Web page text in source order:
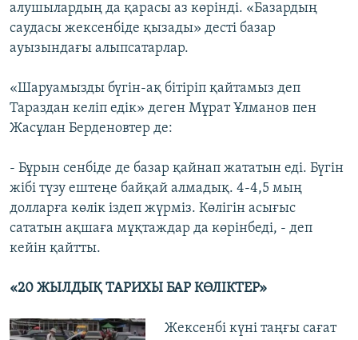
алушылардың да қарасы аз көрінді. «Базардың
саудасы жексенбіде қызады» десті базар
ауызындағы алыпсатарлар.
«Шаруамызды бүгін-ақ бітіріп қайтамыз деп
Тараздан келіп едік» деген Мұрат Ұлманов пен
Жасұлан Берденовтер де:
- Бұрын сенбіде де базар қайнап жататын еді. Бүгін
жібі түзу ештеңе байқай алмадық. 4-4,5 мың
долларға көлік іздеп жүрміз. Көлігін асығыс
сататын ақшаға мұқтаждар да көрінбеді, - деп
кейін қайтты.
«20 ЖЫЛДЫҚ ТАРИХЫ БАР КӨЛІКТЕР»
Жексенбі күні таңғы сағат